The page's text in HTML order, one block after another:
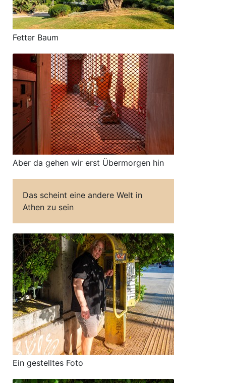
Fetter Baum
Aber da gehen wir erst Übermorgen hin
Das scheint eine andere Welt in
Athen zu sein
Ein gestelltes Foto